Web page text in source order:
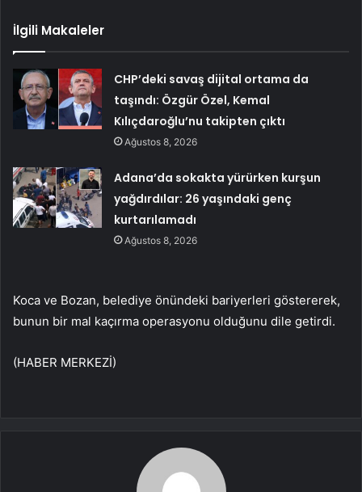
İlgili Makaleler
CHP’deki savaş dijital ortama da
taşındı: Özgür Özel, Kemal
Kılıçdaroğlu’nu takipten çıktı
Ağustos 8, 2026
Adana’da sokakta yürürken kurşun
yağdırdılar: 26 yaşındaki genç
kurtarılamadı
Ağustos 8, 2026
Koca ve Bozan, belediye önündeki bariyerleri göstererek,
bunun bir mal kaçırma operasyonu olduğunu dile getirdi.
(HABER MERKEZİ)